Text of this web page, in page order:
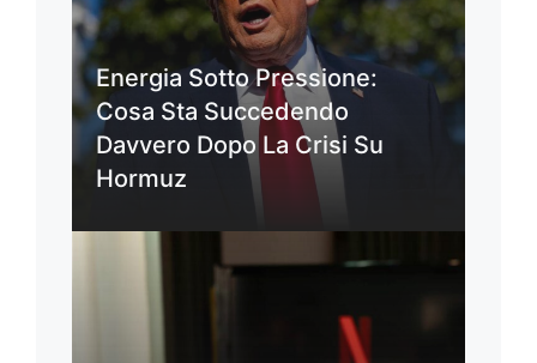
Energia Sotto Pressione:
Cosa Sta Succedendo
Davvero Dopo La Crisi Su
Hormuz